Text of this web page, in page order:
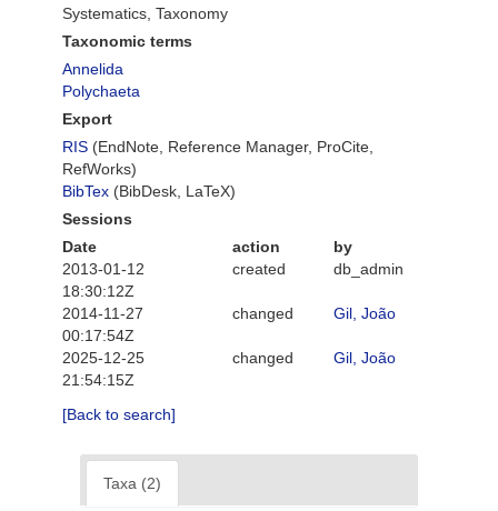
Systematics, Taxonomy
Taxonomic terms
Annelida
Polychaeta
Export
RIS (EndNote, Reference Manager, ProCite,
RefWorks)
BibTex (BibDesk, LaTeX)
Sessions
Date
action
by
2013-01-12
18:30:12Z
created db_admin
2014-11-27
00:17:54Z
changed Gil, João
2025-12-25
21:54:15Z
changed Gil, João
[Back to search]
Taxa (2)